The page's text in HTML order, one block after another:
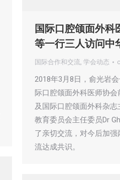
国际口腔颌面外科
等一行三人访问中
国际合作和交流, 学会动态
2018年3月8日，俞光岩
际口腔颌面外科医师协会
及国际口腔颌面外科杂志
教育委员会主任委员Dr
了亲切交流，对今后加
流达成共识。